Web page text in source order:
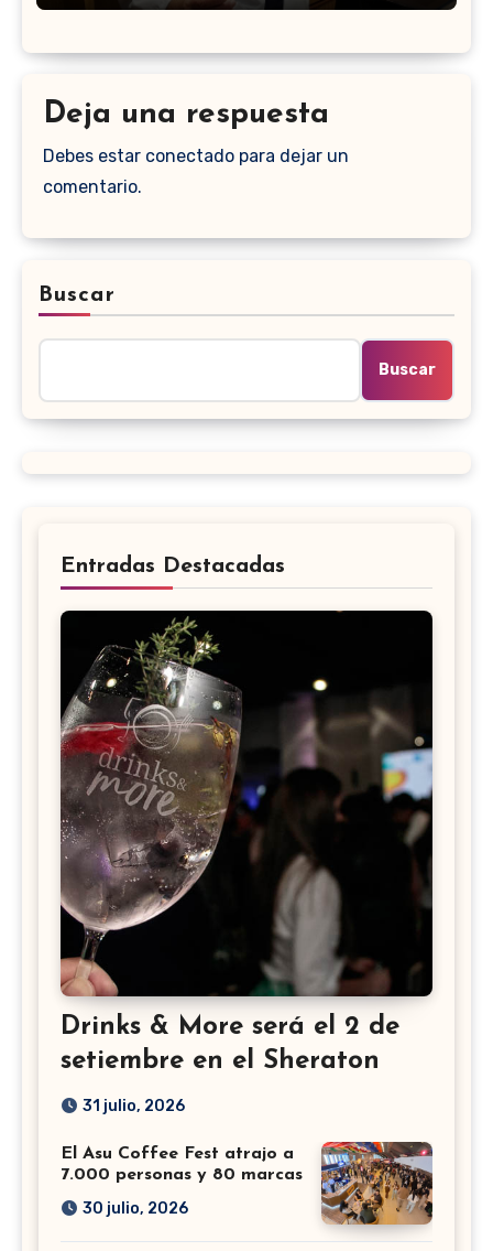
Deja una respuesta
Debes estar conectado para dejar un
comentario.
Buscar
Buscar
Entradas Destacadas
Drinks & More será el 2 de
setiembre en el Sheraton
31 julio, 2026
El Asu Coffee Fest atrajo a
7.000 personas y 80 marcas
30 julio, 2026